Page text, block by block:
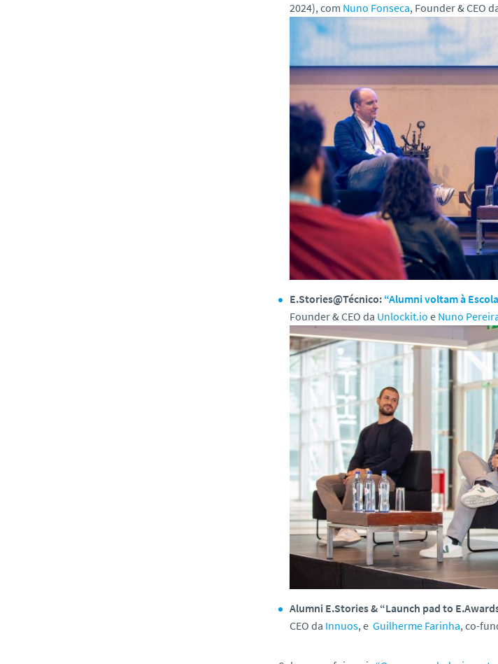
2024), com Nuno Fonseca, Founder & CEO
E.Stories@Técnico: “Alumni voltam à
Founder & CEO da Unlockit.io e Nuno
Alumni E.Stories & “Launch pad to
CEO da Innuos, e Guilherme Farinha, co-